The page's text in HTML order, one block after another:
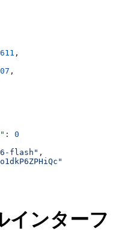
611 ,
,
: 0
flash" ,
インターフ